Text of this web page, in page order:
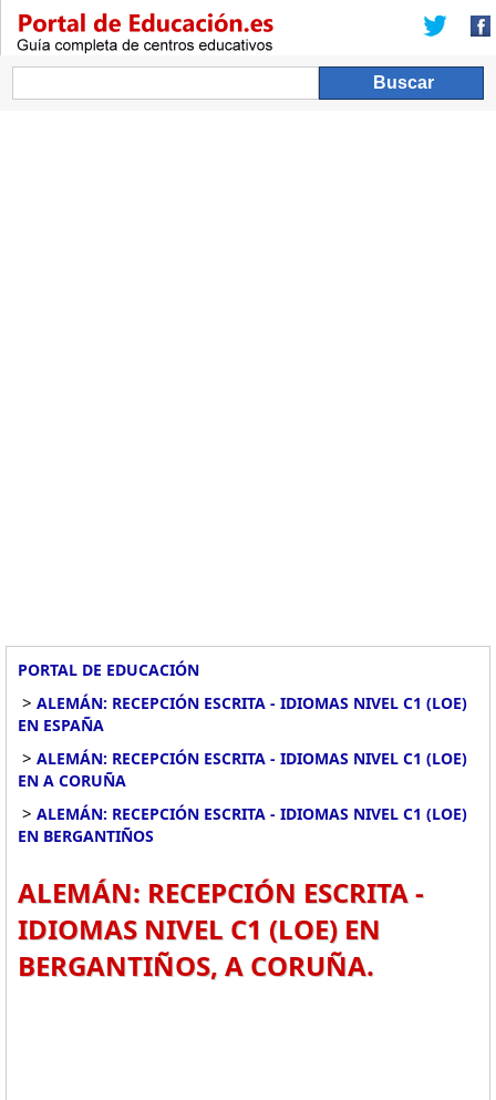
PORTAL DE EDUCACIÓN
> ALEMÁN: RECEPCIÓN ESCRITA - IDIOMAS NIVEL C1 (LOE)
EN ESPAÑA
> ALEMÁN: RECEPCIÓN ESCRITA - IDIOMAS NIVEL C1 (LOE)
EN A CORUÑA
> ALEMÁN: RECEPCIÓN ESCRITA - IDIOMAS NIVEL C1 (LOE)
EN BERGANTIÑOS
ALEMÁN: RECEPCIÓN ESCRITA -
IDIOMAS NIVEL C1 (LOE) EN
BERGANTIÑOS, A CORUÑA.